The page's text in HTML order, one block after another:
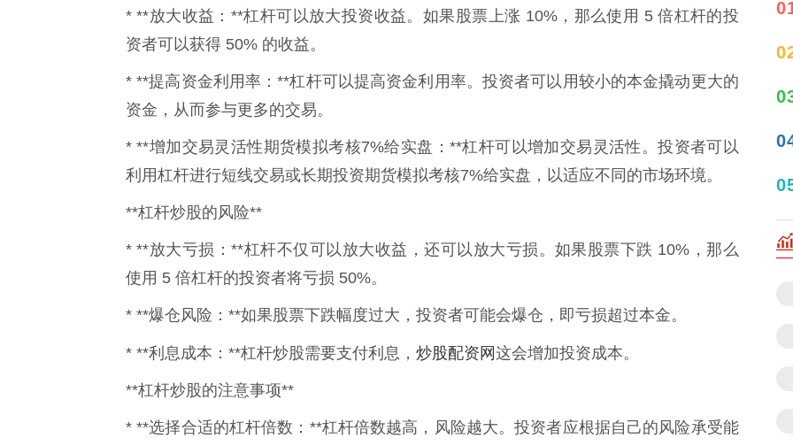
* **放大收益：**杠杆可以放大投资收益。如果股票上涨 10%，那么使用 5 倍杠杆的投
资者可以获得 50% 的收益。
* **提高资金利用率：**杠杆可以提高资金利用率。投资者可以用较小的本金撬动更大的
资金，从而参与更多的交易。
* **增加交易灵活性期货模拟考核7%给实盘：**杠杆可以增加交易灵活性。投资者可以
利用杠杆进行短线交易或长期投资期货模拟考核7%给实盘，以适应不同的市场环境。
**杠杆炒股的风险**
* **放大亏损：**杠杆不仅可以放大收益，还可以放大亏损。如果股票下跌 10%，那么
使用 5 倍杠杆的投资者将亏损 50%。
* **爆仓风险：**如果股票下跌幅度过大，投资者可能会爆仓，即亏损超过本金。
* **利息成本：**杠杆炒股需要支付利息， 炒股配资网这会增加投资成本。
**杠杆炒股的注意事项**
* **选择合适的杠杆倍数：**杠杆倍数越高，风险越大。投资者应根据自己的风险承受能